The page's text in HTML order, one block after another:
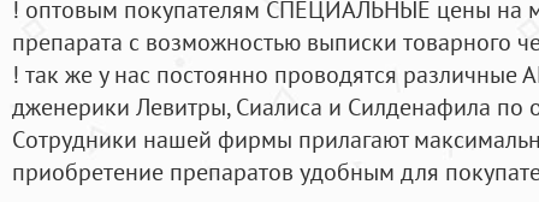
! оптовым покупателям СПЕЦИАЛЬНЫЕ цены на
препарата с возможностью выписки товарного
! так же у нас постоянно проводятся
дженерики Левитры, Сиалиса и Силденафила по
Cотрудники нашей фирмы прилагают
приобретение препаратов удобным для